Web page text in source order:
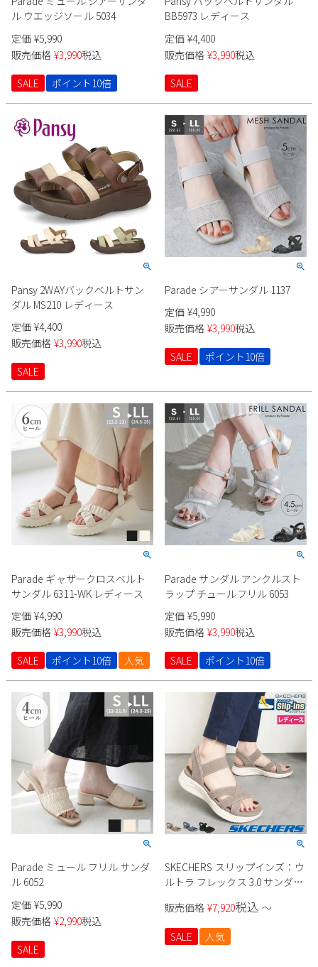
ル ウエッジソール 5034
定価 ¥5,990
販売価格 ¥3,990税込
SALE
ポイント10倍
BB5973 レディース
定価 ¥4,400
販売価格 ¥3,990税込
SALE
Pansy 2WAYバックベルトサン
ダル MS210 レディース
定価 ¥4,400
販売価格 ¥3,990税込
SALE
Parade シアーサンダル 1137
定価 ¥4,990
販売価格 ¥3,990税込
SALE
ポイント10倍
Parade ギャザークロスベルト
サンダル 6311-WK レディース
定価 ¥4,990
販売価格 ¥3,990税込
SALE
ポイント10倍 人気
Parade サンダル アンクルスト
ラップ チュールフリル 6053
定価 ¥5,990
販売価格 ¥3,990税込
SALE
ポイント10倍
Parade ミュール フリル サンダ
ル 6052
定価 ¥5,990
販売価格 ¥2,990税込
SALE
SKECHERS スリップインズ：ウ
ルトラ フレックス 3.0 サンダル
販売価格 ¥7,920税込 〜
SALE 人気